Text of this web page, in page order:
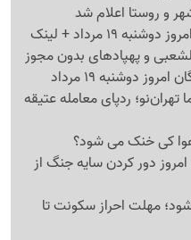
و روستا اعلام شد
مرداد + لینک
و پهپادهای بدون مجوز
دوشنبه 19 مرداد
ردپای معامله عتیقه
کی خنک می شود؟
دور کردن سایه جنگ از
مهلت احراز سکونت تا